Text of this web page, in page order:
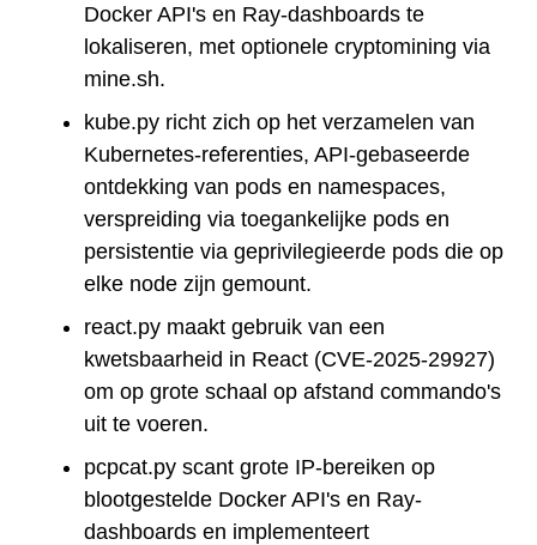
Docker API's en Ray-dashboards te
lokaliseren, met optionele cryptomining via
mine.sh.
kube.py richt zich op het verzamelen van
Kubernetes-referenties, API-gebaseerde
ontdekking van pods en namespaces,
verspreiding via toegankelijke pods en
persistentie via geprivilegieerde pods die op
elke node zijn gemount.
react.py maakt gebruik van een
kwetsbaarheid in React (CVE-2025-29927)
om op grote schaal op afstand commando's
uit te voeren.
pcpcat.py scant grote IP-bereiken op
blootgestelde Docker API's en Ray-
dashboards en implementeert